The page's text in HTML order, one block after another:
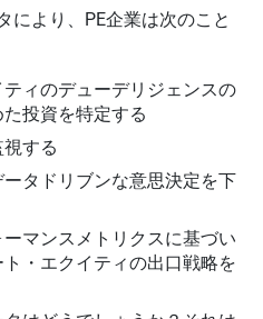
により、PE企業は次のこと
ィのデューデリジェンスの
投資を特定する
する
タドリブンな意思決定を下
マンスメトリクスに基づい
・エクイティの出口戦略を